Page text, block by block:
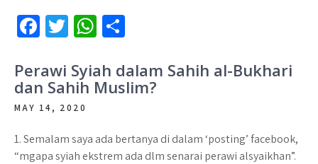
Fa
b
o
o
k
T
tt
er
W
at
sA
p
ar
e
Perawi Syiah dalam Sahih al-Bukhari
dan Sahih Muslim?
MAY 14, 2020
1. Semalam saya ada bertanya di dalam ‘posting’ facebook,
“mgapa syiah ekstrem ada dlm senarai perawi alsyaikhan”.